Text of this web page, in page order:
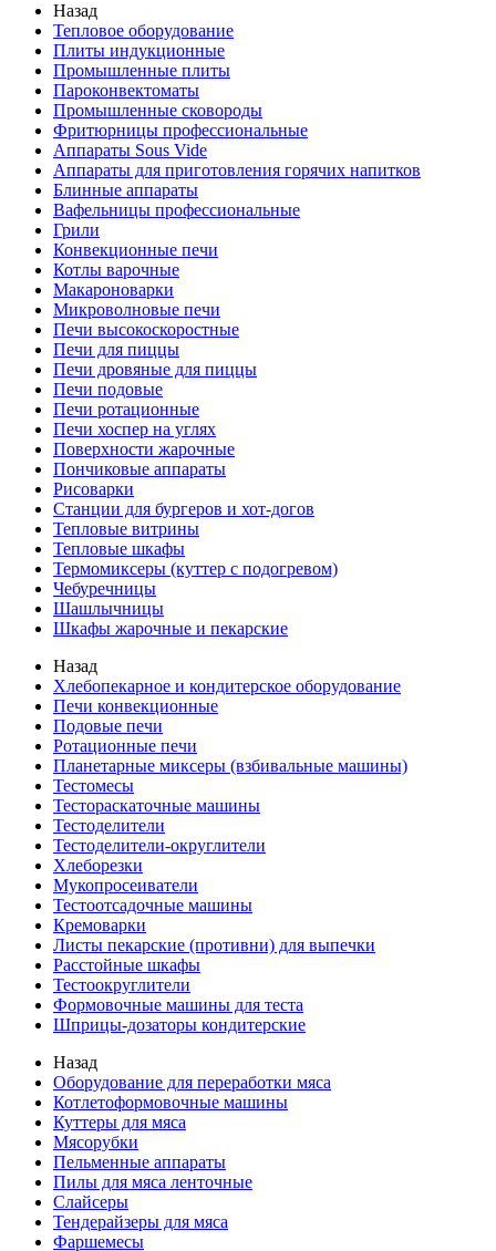
Назад
Тепловое оборудование
Плиты индукционные
Промышленные плиты
Пароконвектоматы
Промышленные сковороды
Фритюрницы профессиональные
Аппараты Sous Vide
Аппараты для приготовления горячих напитков
Блинные аппараты
Вафельницы профессиональные
Грили
Конвекционные печи
Котлы варочные
Макароноварки
Микроволновые печи
Печи высокоскоростные
Печи для пиццы
Печи дровяные для пиццы
Печи подовые
Печи ротационные
Печи хоспер на углях
Поверхности жарочные
Пончиковые аппараты
Рисоварки
Станции для бургеров и хот-догов
Тепловые витрины
Тепловые шкафы
Термомиксеры (куттер с подогревом)
Чебуречницы
Шашлычницы
Шкафы жарочные и пекарские
Назад
Хлебопекарное и кондитерское оборудование
Печи конвекционные
Подовые печи
Ротационные печи
Планетарные миксеры (взбивальные машины)
Тестомесы
Тестораскаточные машины
Тестоделители
Тестоделители-округлители
Хлеборезки
Мукопросеиватели
Тестоотсадочные машины
Кремоварки
Листы пекарские (противни) для выпечки
Расстойные шкафы
Тестоокруглители
Формовочные машины для теста
Шприцы-дозаторы кондитерские
Назад
Оборудование для переработки мяса
Котлетоформовочные машины
Куттеры для мяса
Мясорубки
Пельменные аппараты
Пилы для мяса ленточные
Слайсеры
Тендерайзеры для мяса
Фаршемесы